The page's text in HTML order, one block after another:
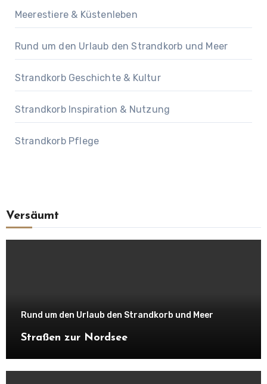
Meerestiere & Küstenleben
Rund um den Urlaub den Strandkorb und Meer
Strandkorb Geschichte & Kultur
Strandkorb Inspiration & Nutzung
Strandkorb Pflege
Versäumt
Rund um den Urlaub den Strandkorb und Meer
Straßen zur Nordsee